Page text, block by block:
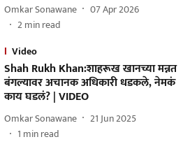
Omkar Sonawane
07 Apr 2026
2min read
Video
Shah Rukh Khan:शाहरूख खानच्या मन्नत
बंगल्यावर अचानक अधिकारी धडकले, नेमकं
काय घडलं? | VIDEO
Omkar Sonawane
21 Jun 2025
1 min read